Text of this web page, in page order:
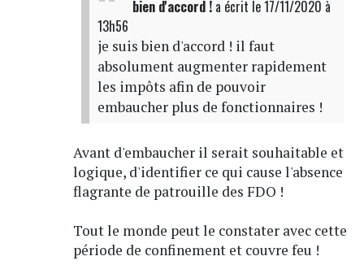
bien d'accord !a écrit le 17/11/2020 à
13h56
je suis bien d'accord ! il faut
absolument augmenter rapidement
les impôts afin de pouvoir
embaucher plus de fonctionnaires !
Avant d'embaucher il serait souhaitable et
logique, d'identifier ce qui cause l'absence
flagrante de patrouille des FDO !
Tout le monde peut le constater avec cette
période de confinement et couvre feu !